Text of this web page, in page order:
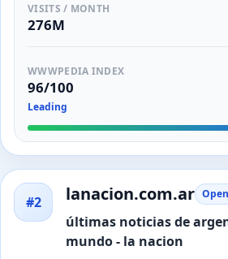
VISITS / MONTH
276M
WWWPEDIA INDEX
96/100
Leading
#2 lanacion.com.ar
últimas noticias de
mundo - la nacion